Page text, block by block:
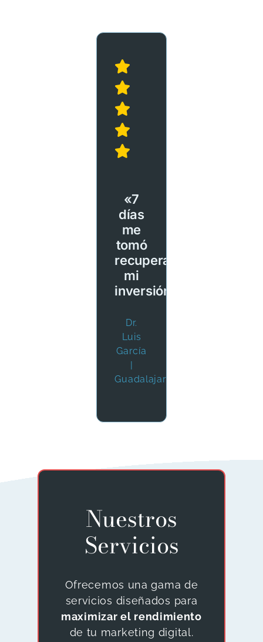
«7
días
me
tomó
recuperar
mi
inversión»
Dr.
Luis
García
|
Guadalajara
Nuestros
Servicios
Ofrecemos una gama de
servicios diseñados para
maximizar el rendimiento
de tu marketing digital.